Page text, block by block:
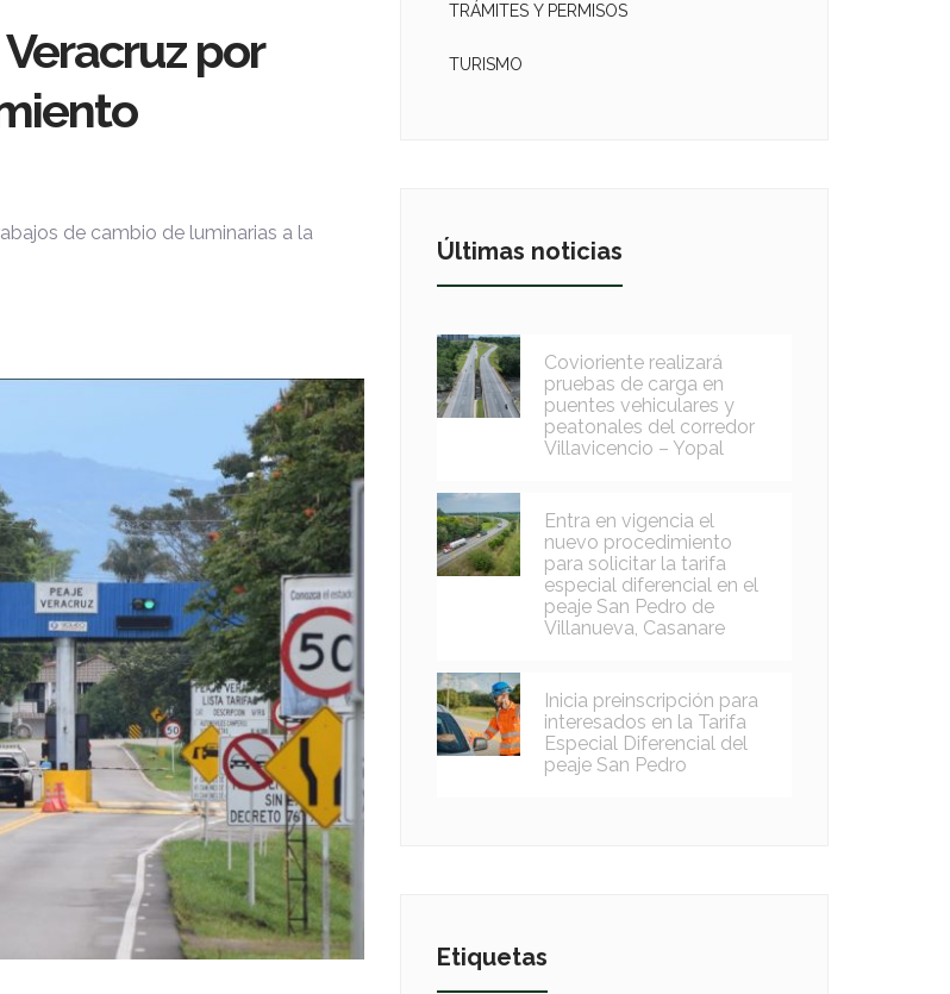
por
de cambio de luminarias a la
TRÁMITES Y PERMISOS
TURISMO
Últimas noticias
Covioriente realizará
pruebas de carga en
puentes vehiculares y
peatonales del corredor
Villavicencio – Yopal
Entra en vigencia el
nuevo procedimiento
para solicitar la tarifa
especial diferencial en el
peaje San Pedro de
Villanueva, Casanare
Inicia preinscripción para
interesados en la Tarifa
Especial Diferencial del
peaje San Pedro
Etiquetas